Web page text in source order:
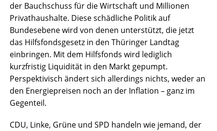
der Bauchschuss für die Wirtschaft und Millionen
Privathaushalte. Diese schädliche Politik auf
Bundesebene wird von denen unterstützt, die jetzt
das Hilfsfondsgesetz in den Thüringer Landtag
einbringen. Mit dem Hilfsfonds wird lediglich
kurzfristig Liquidität in den Markt gepumpt.
Perspektivisch ändert sich allerdings nichts, weder an
den Energiepreisen noch an der Inflation – ganz im
Gegenteil.
CDU, Linke, Grüne und SPD handeln wie jemand, der